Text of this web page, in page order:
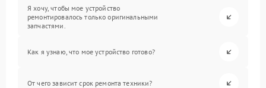
Я хочу, чтобы мое устройство
ремонтировалось только оригинальными
запчастями.
Как я узнаю, что мое устройство готово?
От чего зависит срок ремонта техники?